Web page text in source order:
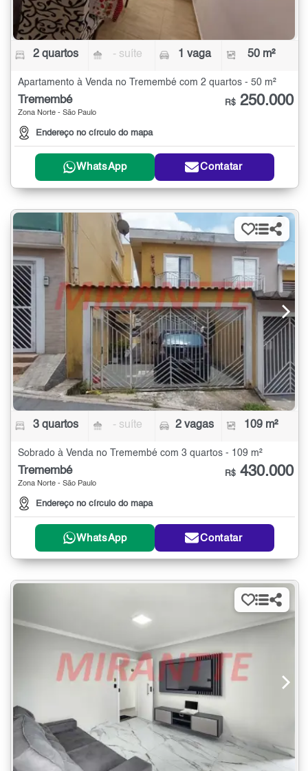
2 quartos - suíte 1 vaga 50 m²
Apartamento à Venda no Tremembé com 2 quartos - 50 m²
Tremembé
Zona Norte - São Paulo
Endereço no círculo do mapa
R$ 250.000
WhatsApp Contatar
3 quartos - suíte 2 vagas 109 m²
Sobrado à Venda no Tremembé com 3 quartos - 109 m²
Tremembé
Zona Norte - São Paulo
Endereço no círculo do mapa
R$ 430.000
WhatsApp Contatar